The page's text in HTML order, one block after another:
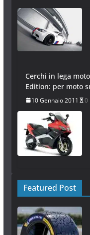
Cerchi in lega
Edition: per moto
10 Gennaio 2011 0
Featured Post